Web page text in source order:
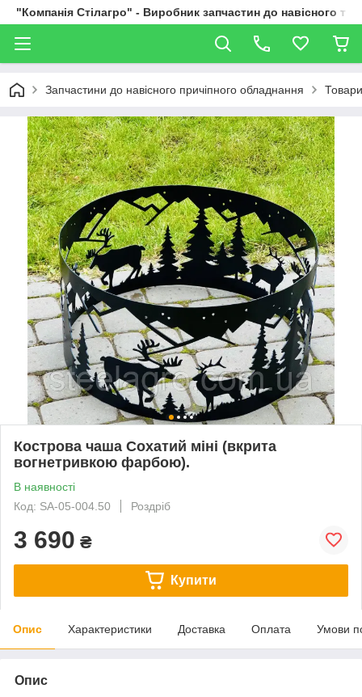
"Компанія Стілагро" - Виробник запчастин до навісного та
Запчастини до навісного причіпного обладнання
Кострова чаша Сохатий міні (вкрита
вогнетривкою фарбою).
В наявності
Код: SA-05-004.50
Роздріб
3 690 ₴
Купити
Опис Характеристики Доставка Оплата Умови
Опис